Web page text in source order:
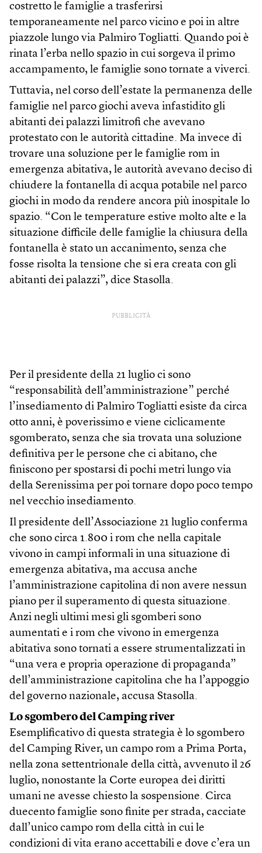
costretto le famiglie a trasferirsi
temporaneamente nel parco vicino e poi in altre
piazzole lungo via Palmiro Togliatti. Quando poi è
rinata l’erba nello spazio in cui sorgeva il primo
accampamento, le famiglie sono tornate a viverci.
Tuttavia, nel corso dell’estate la permanenza delle
famiglie nel parco giochi aveva infastidito gli
abitanti dei palazzi limitrofi che avevano
protestato con le autorità cittadine. Ma invece di
trovare una soluzione per le famiglie rom in
emergenza abitativa, le autorità avevano deciso di
chiudere la fontanella di acqua potabile nel parco
giochi in modo da rendere ancora più inospitale lo
spazio. “Con le temperature estive molto alte e la
situazione difficile delle famiglie la chiusura della
fontanella è stato un accanimento, senza che
fosse risolta la tensione che si era creata con gli
abitanti dei palazzi”, dice Stasolla.
PUBBLICITÀ
Per il presidente della 21 luglio ci sono
“responsabilità dell’amministrazione” perché
l’insediamento di Palmiro Togliatti esiste da circa
otto anni, è poverissimo e viene ciclicamente
sgomberato, senza che sia trovata una soluzione
definitiva per le persone che ci abitano, che
finiscono per spostarsi di pochi metri lungo via
della Serenissima per poi tornare dopo poco tempo
nel vecchio insediamento.
Il presidente dell’Associazione 21 luglio conferma
che sono circa 1.800 i rom che nella capitale
vivono in campi informali in una situazione di
emergenza abitativa, ma accusa anche
l’amministrazione capitolina di non avere nessun
piano per il superamento di questa situazione.
Anzi negli ultimi mesi gli sgomberi sono
aumentati e i rom che vivono in emergenza
abitativa sono tornati a essere strumentalizzati in
“una vera e propria operazione di propaganda”
dell’amministrazione capitolina che ha l’appoggio
del governo nazionale, accusa Stasolla.
Lo sgombero del Camping river
Esemplificativo di questa strategia è lo sgombero
del Camping River, un campo rom a Prima Porta,
nella zona settentrionale della città, avvenuto il 26
luglio, nonostante la Corte europea dei diritti
umani ne avesse chiesto la sospensione. Circa
duecento famiglie sono finite per strada, cacciate
dall’unico campo rom della città in cui le
condizioni di vita erano accettabili e dove c’era un